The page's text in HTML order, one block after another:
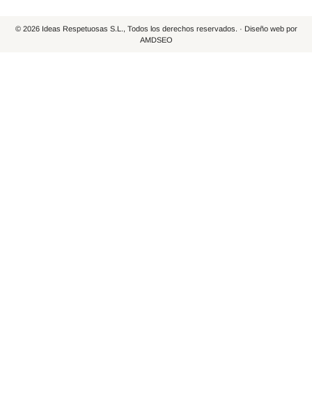
© 2026 Ideas Respetuosas S.L., Todos los derechos reservados. · Diseño web por
AMDSEO